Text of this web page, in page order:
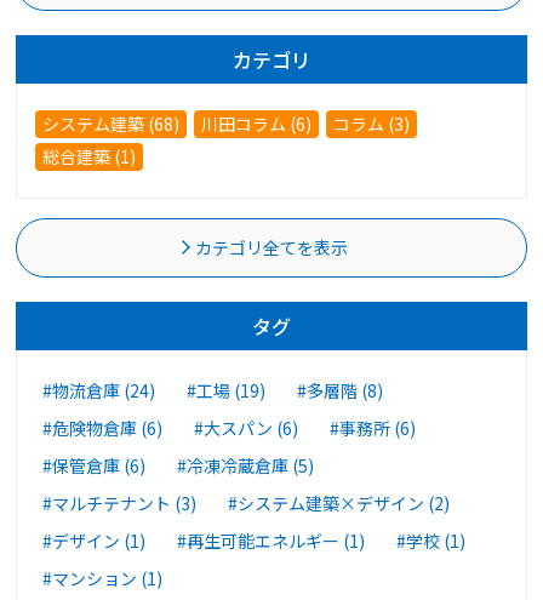
カテゴリ
システム建築 (68) 川田コラム (6)
コラム (3)
総合建築 (1)
カテゴリ全てを表示
タグ
#物流倉庫 (24) #工場 (19)
#多層階 (8)
#危険物倉庫 (6)
#大スパン (6)
#事務所 (6)
#保管倉庫 (6)
#冷凍冷蔵倉庫 (5)
#マルチテナント (3)
#システム建築×デザイン (2)
#デザイン (1)
#再生可能エネルギー (1)
#学校 (1)
#マンション (1)